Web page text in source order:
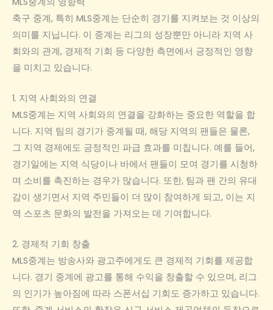
축구 중계, 특히 MLS중계는 단순히 경기를 지켜보는 것 이상의
의미를 지닙니다. 이 중계는 리그의 성장뿐만 아니라 지역 사
회와의 관계, 경제적 기회 등 다양한 측면에서 긍정적인 영향
을 미치고 있습니다.
1. 지역 사회와의 연결
MLS중계는 지역 사회와의 연결을 강화하는 중요한 역할을 합
니다. 지역 팀의 경기가 중계될 때, 해당 지역의 팬들은 물론,
그 지역 경제에도 긍정적인 파급 효과를 미칩니다. 예를 들어,
경기일에는 지역 식당이나 바에서 팬들이 모여 경기를 시청하
며 소비를 촉진하는 경우가 많습니다. 또한, 팀과 팬 간의 유대
감이 생기면서 지역 주민들이 더 많이 참여하게 되고, 이는 지
역 스포츠 문화의 발전을 가져오는 데 기여합니다.
2. 경제적 기회 창출
MLS중계는 방송사와 광고주에게도 큰 경제적 기회를 제공합
니다. 경기 중계에 광고를 통해 수익을 창출할 수 있으며, 리그
의 인기가 높아짐에 따라 스폰서십 기회도 증가하고 있습니다.